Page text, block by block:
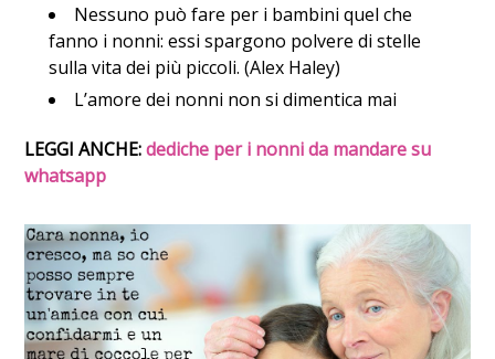
Nessuno può fare per i bambini quel che
fanno i nonni: essi spargono polvere di stelle
sulla vita dei più piccoli. (Alex Haley)
L’amore dei nonni non si dimentica mai
LEGGI ANCHE:dediche per i nonni da mandare su
whatsapp